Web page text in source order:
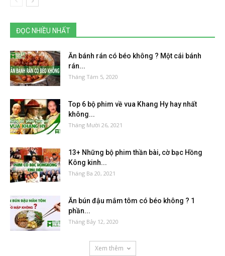
ĐỌC NHIỀU NHẤT
Ăn bánh rán có béo không ? Một cái bánh
rán...
Tháng Tám 5, 2020
Top 6 bộ phim về vua Khang Hy hay nhất
không...
Tháng Mười 26, 2021
13+ Những bộ phim thần bài, cờ bạc Hồng
Kông kinh...
Tháng Ba 20, 2021
Ăn bún đậu mắm tôm có béo không ? 1
phần...
Tháng Bảy 12, 2020
Xem thêm